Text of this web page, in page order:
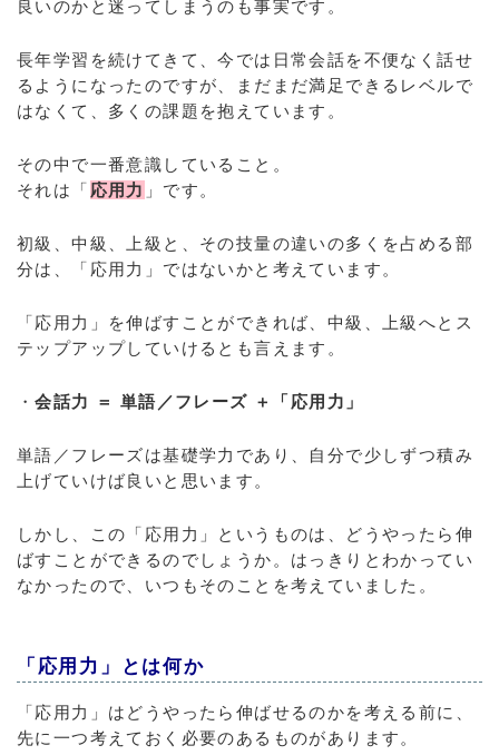
良いのかと迷ってしまうのも事実です。
長年学習を続けてきて、今では日常会話を不便なく話せ
るようになったのですが、まだまだ満足できるレベルで
はなくて、多くの課題を抱えています。
その中で一番意識していること。
それは「 応用力 」です。
初級、中級、上級と、その技量の違いの多くを占める部
分は、「応用力」ではないかと考えています。
「応用力」を伸ばすことができれば、中級、上級へとス
テップアップしていけるとも言えます。
・会話力 ＝ 単語／フレーズ ＋「応用力」
単語／フレーズは基礎学力であり、自分で少しずつ積み
上げていけば良いと思います。
しかし、この「応用力」というものは、どうやったら伸
ばすことができるのでしょうか。はっきりとわかってい
なかったので、いつもそのことを考えていました。
「応用力」とは何か
「応用力」はどうやったら伸ばせるのかを考える前に、
先に一つ考えておく必要のあるものがあります。